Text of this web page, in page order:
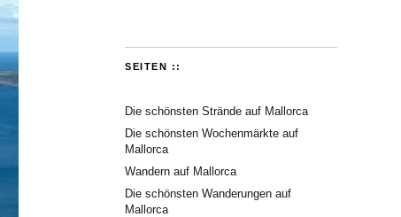
SEITEN ::
Die schönsten Strände auf Mallorca
Die schönsten Wochenmärkte auf
Mallorca
Wandern auf Mallorca
Die schönsten Wanderungen auf
Mallorca